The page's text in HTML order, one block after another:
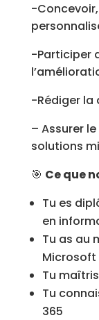
-
-Participer
-Rédiger
– Assurer
solutions
🎯 Ce que
Tu es
en
Tu as au
Microsoft
Tu
Tu
365